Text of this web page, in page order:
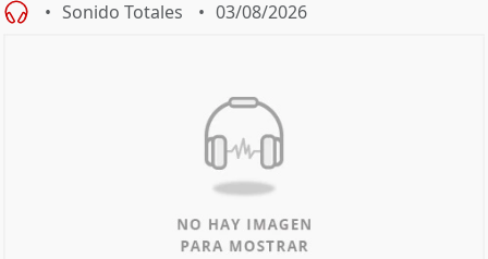
Sonido Totales 03/08/2026